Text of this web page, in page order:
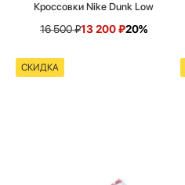
Кроссовки Nike Dunk Low
16 500₽13 200₽20%
СКИДКА